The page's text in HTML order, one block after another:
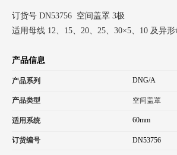
订货号 DN53756 空间盖罩 3极
适用母线 12、15、20、25、30×5、10 及异
产品信息
产品系列 DNG/A
产品类型 空间盖罩
适用系统 60mm
订货编号 DN53756